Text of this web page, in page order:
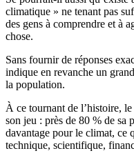
climatique » ne tenant pas
des gens à comprendre et à
chose.
Sans fournir de réponses
indique en revanche un
la population.
À ce tournant de l’histoire,
son jeu : près de 80 % de sa
davantage pour le climat, ce
technique, scientifique,